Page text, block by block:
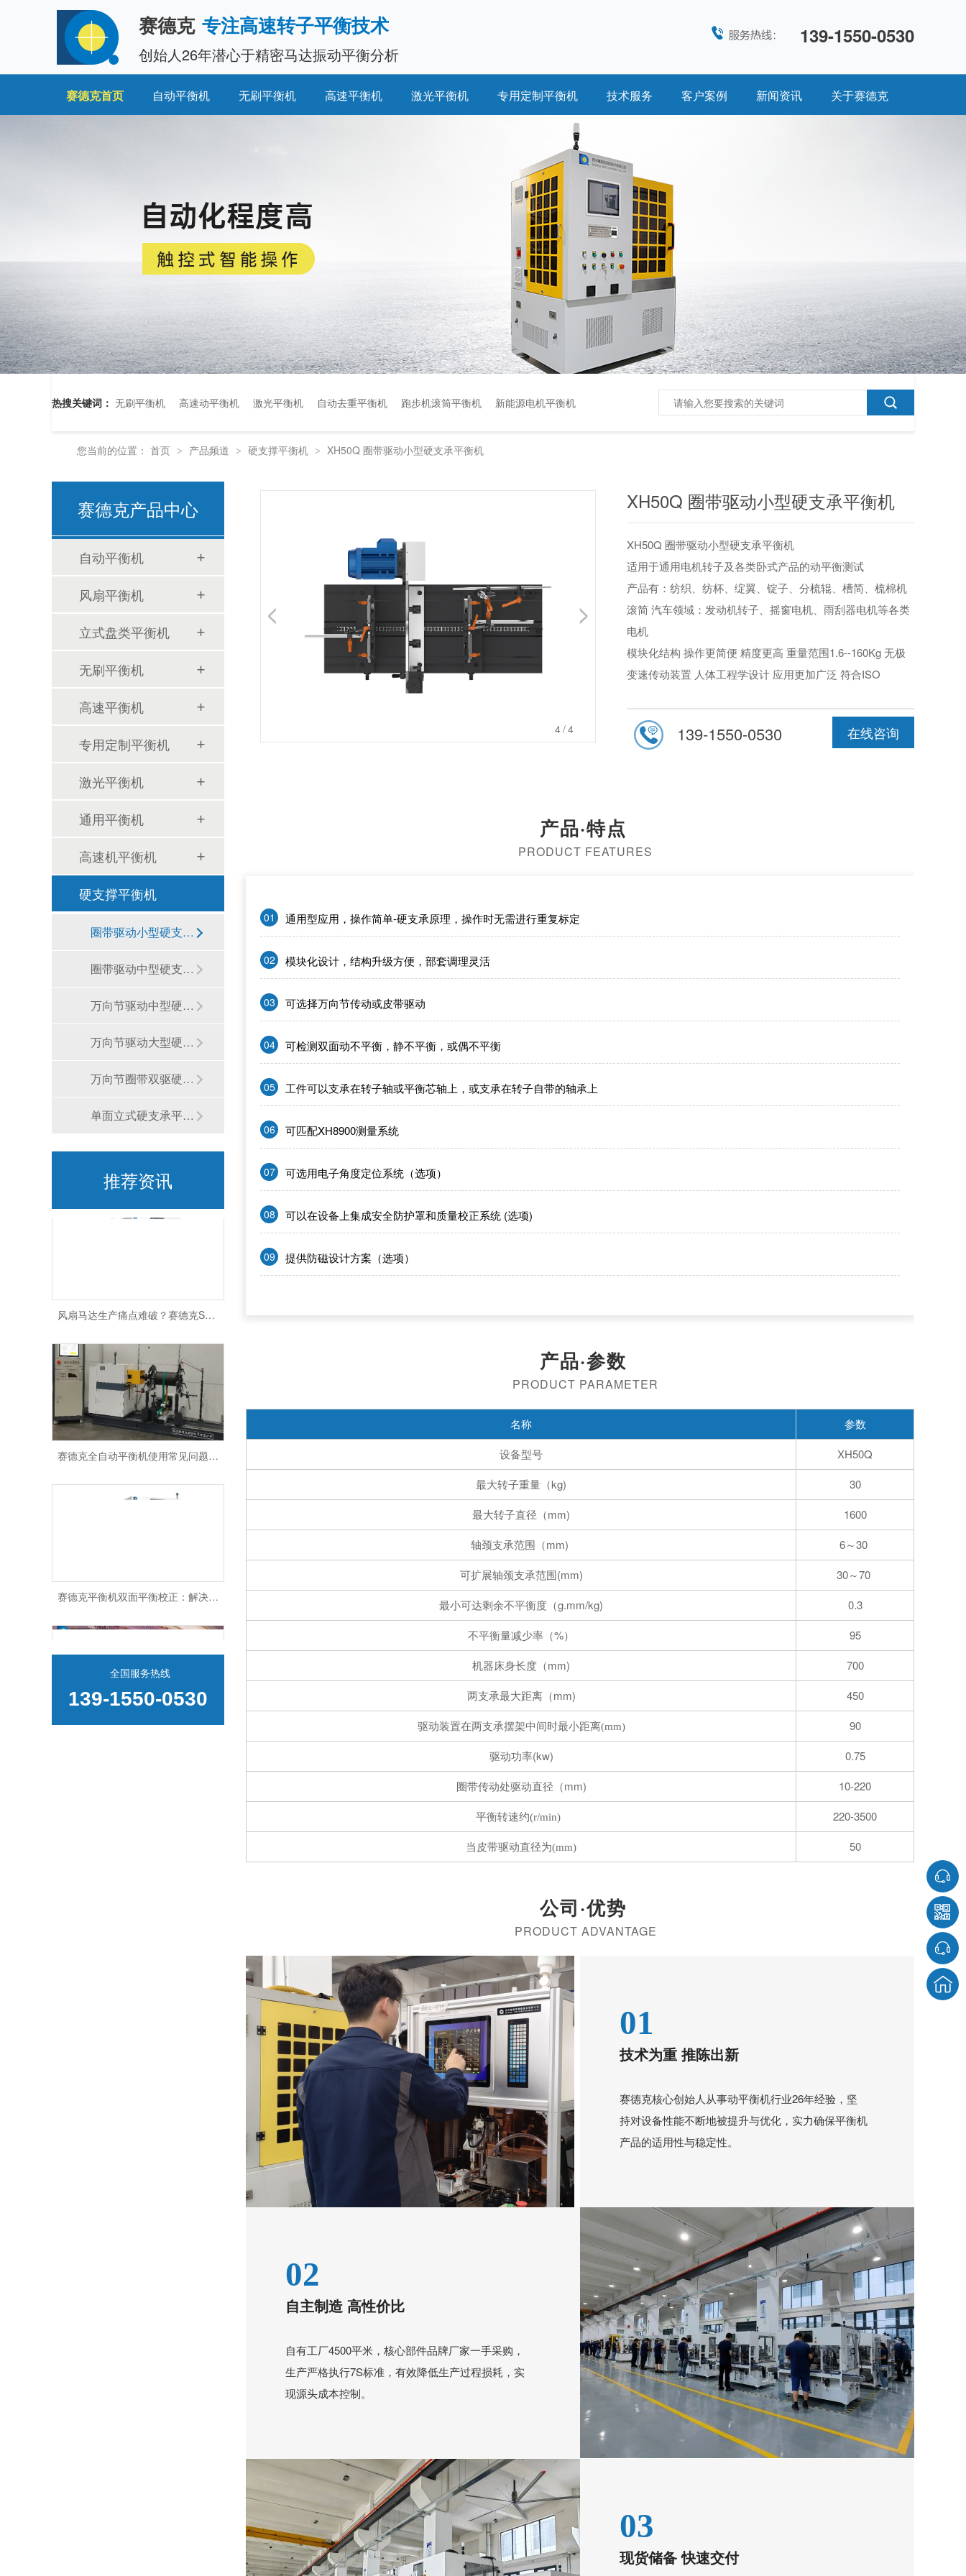
赛德克 专注高速转子平衡技术
创始人26年潜心于精密马达振动平衡分析
139-1550-0530
赛德克首页 自动平衡机 无刷平衡机 高速平衡机 激光平衡机 专用定制平衡机 技术服务 客户案例 新闻资讯 关于赛德克
热搜关键词： 无刷平衡机 高速动平衡机 激光平衡机 自动去重平衡机 跑步机滚筒平衡机 新能源电机平衡机
您当前的位置： 首页 > 产品频道 > 硬支撑平衡机 > XH50Q 圈带驱动小型硬支承平衡机
1/4
XH50Q 圈带驱动小型硬支承平衡机
XH50Q 圈带驱动小型硬支承平衡机
适用于通用电机转子及各类卧式产品的动平衡测试
产品有：纺织、纺杯、绽翼、锭子、分梳辊、槽简、梳棉机
滚简 汽车领域：发动机转子、摇窗电机、雨刮器电机等各类
电机
模块化结构 操作更简便 精度更高 重量范围1.6--160Kg 无极
变速传动装置 人体工程学设计 应用更加广泛 符合ISO
高精度
操作便捷
：通用性强，调节方便；无需重新定标；模块化结
在线咨询
139-1550-0530
产品·特点
PRODUCT FEATURES
01 通用型应用，操作简单-硬支承原理，操作时无需进行重复标定
02 模块化设计，结构升级方便，部套调理灵活
03 可选择万向节传动或皮带驱动
04 可检测双面动不平衡，静不平衡，或偶不平衡
05 工件可以支承在转子轴或平衡芯轴上，或支承在转子自带的轴承上
06 可匹配XH8900测量系统
07 可选用电子角度定位系统（选项）
08 可以在设备上集成安全防护罩和质量校正系统 (选项)
09 提供防磁设计方案（选项）
产品·参数
PRODUCT PARAMETER
名称
参数
设备型号
XH50Q
最大转子重量（kg)
30
最大转子直径（mm)
1600
轴颈支承范围（mm)
6～30
可扩展轴颈支承范围(mm)
30～70
最小可达剩余不平衡度（g.mm/kg)
0.3
不平衡量减少率（%）
95
机器床身长度（mm)
700
两支承最大距离（mm)
450
驱动装置在两支承摆架中间时最小距离(mm)
90
驱动功率(kw)
0.75
圈带传动处驱动直径（mm)
10-220
平衡转速约(r/min) 220-3500
当皮带驱动直径为(mm) 50
公司·优势
PRODUCT ADVANTAGE
01
技术为重 推陈出新
赛德克核心创始人从事动平衡机行业26年经验，坚
持对设备性能不断地被提升与优化，实力确保平衡机
产品的适用性与稳定性。
02
自主制造 高性价比
自有工厂4500平米，核心部件品牌厂家一手采购，
生产严格执行7S标准，有效降低生产过程损耗，实
现源头成本控制。
03
现货储备 快速交付
赛德克产品中心
自动平衡机
风扇平衡机
立式盘类平衡机
无刷平衡机
高速平衡机
专用定制平衡机
激光平衡机
通用平衡机
高速机平衡机
硬支撑平衡机
圈带驱动小型硬支承平衡机
圈带驱动中型硬支承平衡机
万向节驱动中型硬支承平衡机
万向节驱动大型硬支承平衡机
万向节圈带双驱硬支承平衡机
单面立式硬支承平衡机
推荐资讯
全国服务热线
139-1550-0530